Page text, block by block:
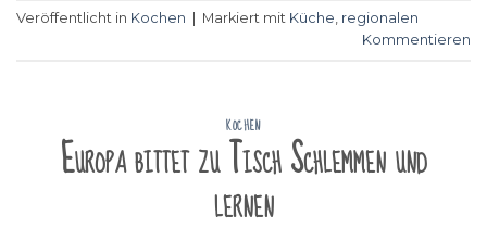
Veröffentlicht in Kochen Markiert mit Küche regionalen
Kommentieren
KOCHEN
Europa bittet zu Tisch Schlemmen und
lernen